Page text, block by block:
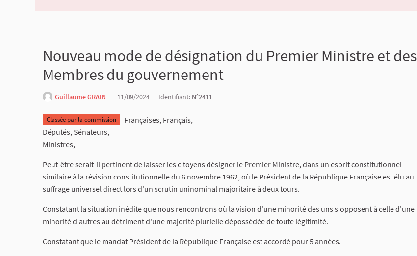
Nouveau mode de désignation du Premier Ministre et des
Membres du gouvernement
Guillaume GRAIN 11/09/2024 Identifiant: N°2411
Classée par la commission
Françaises, Français,
Députés, Sénateurs,
Ministres,
Peut-être serait-il pertinent de laisser les citoyens désigner le Premier Ministre, dans un esprit constitutionnel
similaire à la révision constitutionnelle du 6 novembre 1962, où le Président de la République Française est élu au
suffrage universel direct lors d'un scrutin uninominal majoritaire à deux tours.
Constatant la situation inédite que nous rencontrons où la vision d'une minorité des uns s'opposent à celle d'une
minorité d'autres au détriment d'une majorité plurielle dépossédée de toute légitimité.
Constatant que le mandat Président de la République Française est accordé pour 5 années.